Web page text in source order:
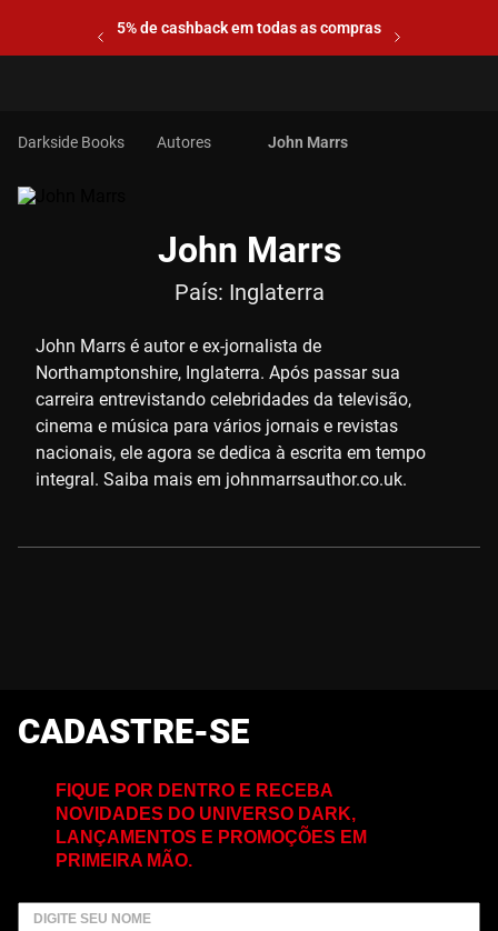
5% de cashback em todas as compras
Autores John Marrs
John Marrs
País: Inglaterra
John Marrs é autor e ex-jornalista de
Northamptonshire, Inglaterra. Após passar sua
carreira entrevistando celebridades da televisão,
cinema e música para vários jornais e revistas
nacionais, ele agora se dedica à escrita em tempo
integral. Saiba mais em johnmarrsauthor.co.uk.
CADASTRE-SE
FIQUE POR DENTRO E RECEBA
NOVIDADES DO UNIVERSO DARK,
LANÇAMENTOS E PROMOÇÕES EM
PRIMEIRA MÃO.